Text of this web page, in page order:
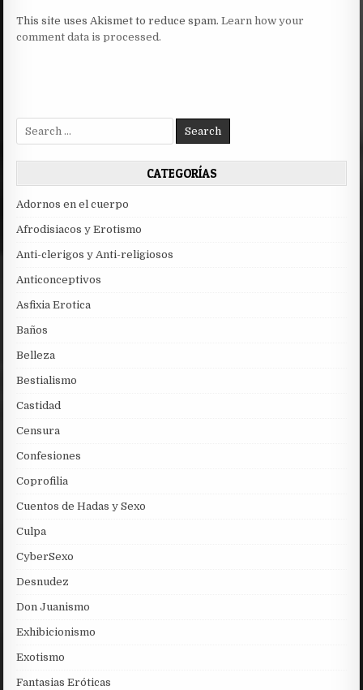
This site uses Akismet to reduce spam.Learn how your
comment data is processed.
Search
for:
CATEGORÍAS
Adornos en el cuerpo
Afrodisiacos y Erotismo
Anti-clerigos y Anti-religiosos
Anticonceptivos
Asfixia Erotica
Baños
Belleza
Bestialismo
Castidad
Censura
Confesiones
Coprofilia
Cuentos de Hadas y Sexo
Culpa
CyberSexo
Desnudez
Don Juanismo
Exhibicionismo
Exotismo
Fantasias Eróticas